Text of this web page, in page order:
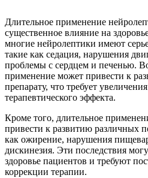
Длительное применение
существенное влияние на
многие нейролептики имеют
такие как седация, нарушения
проблемы с сердцем и печенью.
применение может привести к
препарату, что требует
терапевтического эффекта.
Кроме того, длительное
привести к развитию различных
как ожирение, нарушения
дискинезия. Эти последствия
здоровье пациентов и требуют
коррекции терапии.